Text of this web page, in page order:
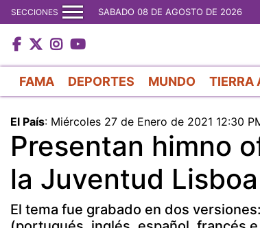
SECCIONES SABADO 08 DE AGOSTO DE 2026
FAMA DEPORTES MUNDO TIERRA
El País: Miércoles 27 de Enero de 2021 12:30
Presentan himno
la Juventud
El tema fue grabado en dos